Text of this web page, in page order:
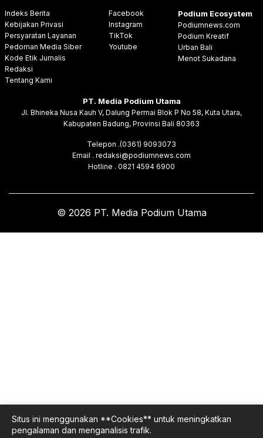
Indeks Berita
Kebijakan Privasi
Persyaratan Layanan
Pedoman Media Siber
Kode Etik Jurnalis
Redaksi
Tentang Kami
Facebook
Instagram
TikTok
Youtube
Podium Ecosystem
Podiumnews.com
Podium Kreatif
Urban Bali
Menot Sukadana
PT. Media Podium Utama
Jl. Bhineka Nusa Kauh V, Dalung Permai Blok P No 58, Kuta Utara,
Kabupaten Badung, Provinsi Bali 80363
Telepon .(0361) 9093073
Email . redaksi@podiumnews.com
Hotline . 0821 4594 6900
© 2026 PT. Media Podium Utama
Situs ini menggunakan **Cookies** untuk meningkatkan
pengalaman dan menganalisis trafik.